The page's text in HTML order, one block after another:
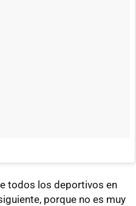
todos los deportivos en
porque no es muy